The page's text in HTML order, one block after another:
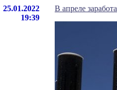
25.01.2022
19:39
В апреле